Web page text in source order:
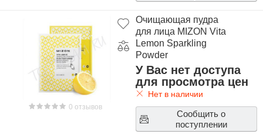
0 отзывов
Очищающая пудра
для лица MIZON Vita
Lemon Sparkling
Powder
У Вас нет доступа
для просмотра цен
Нет в наличии
Сообщить о
поступлении